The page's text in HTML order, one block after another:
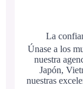
La
Únase a los
nuestra
Japón,
nuestras